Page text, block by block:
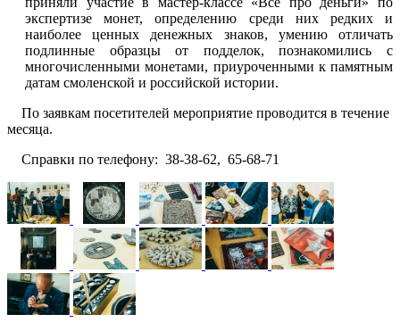
экспертизе монет, определению среди них редких и
наиболее ценных денежных знаков, умению отличать
подлинные образцы от подделок, познакомились с
многочисленными монетами, приуроченными к памятным
датам смоленской и российской истории.
По заявкам посетителей мероприятие проводится в течение
месяца.
Справки по телефону: 38-38-62, 65-68-71